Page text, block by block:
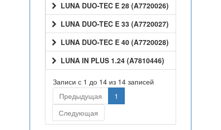
LUNA DUO-TEC E 28 (A7720026)
LUNA DUO-TEC E 33 (A7720027)
LUNA DUO-TEC E 40 (A7720028)
LUNA IN PLUS 1.24 (A7810446)
Записи с 1 до 14 из 14 записей
Предыдущая
1
Следующая